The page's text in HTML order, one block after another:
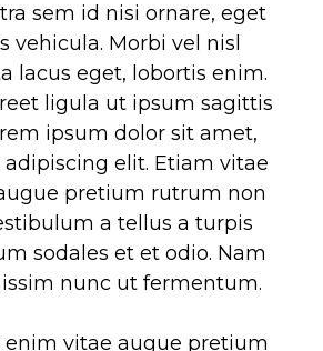
sem id nisi ornare, eget
vehicula. Morbi vel nisl
lacus eget, lobortis enim.
ligula ut ipsum sagittis
ipsum dolor sit amet,
elit. Etiam vitae
pretium rutrum non
a tellus a turpis
sodales et et odio. Nam
nunc ut fermentum.
enim vitae augue pretium